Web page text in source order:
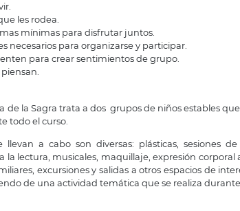
les rodea.
mínimas para disfrutar juntos.
necesarios para organizarse y participar.
para crear sentimientos de grupo.
de la Sagra trata a dos grupos de niños estables
todo el curso.
llevan a cabo son diversas: plásticas, sesiones
la lectura, musicales, maquillaje, expresión corporal
excursiones y salidas a otros espacios de
de una actividad temática que se realiza